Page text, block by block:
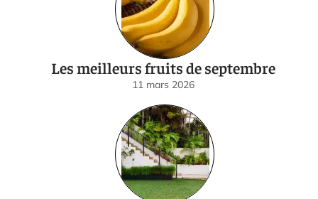
Les meilleurs fruits de septembre
11 mars 2026